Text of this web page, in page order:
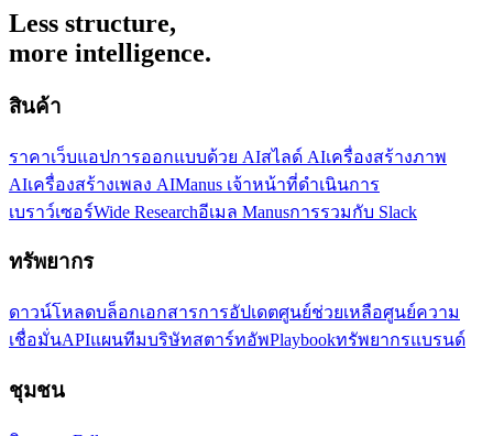
Less structure,
more intelligence.
สินค้า
ราคาเว็บแอปการออกแบบด้วย AIสไลด์ AIเครื่องสร้างภาพ
AIเครื่องสร้างเพลง AIManus เจ้าหน้าที่ดำเนินการ
เบราว์เซอร์Wide Researchอีเมล Manusการรวมกับ Slack
ทรัพยากร
ดาวน์โหลดบล็อกเอกสารการอัปเดตศูนย์ช่วยเหลือศูนย์ความ
เชื่อมั่นAPIแผนทีมบริษัทสตาร์ทอัพPlaybookทรัพยากรแบรนด์
ชุมชน